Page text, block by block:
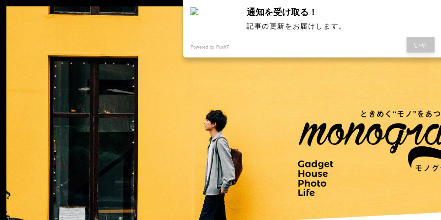
通知を受け取る！
記事の更新をお届けします。
Powered by Push7 いや